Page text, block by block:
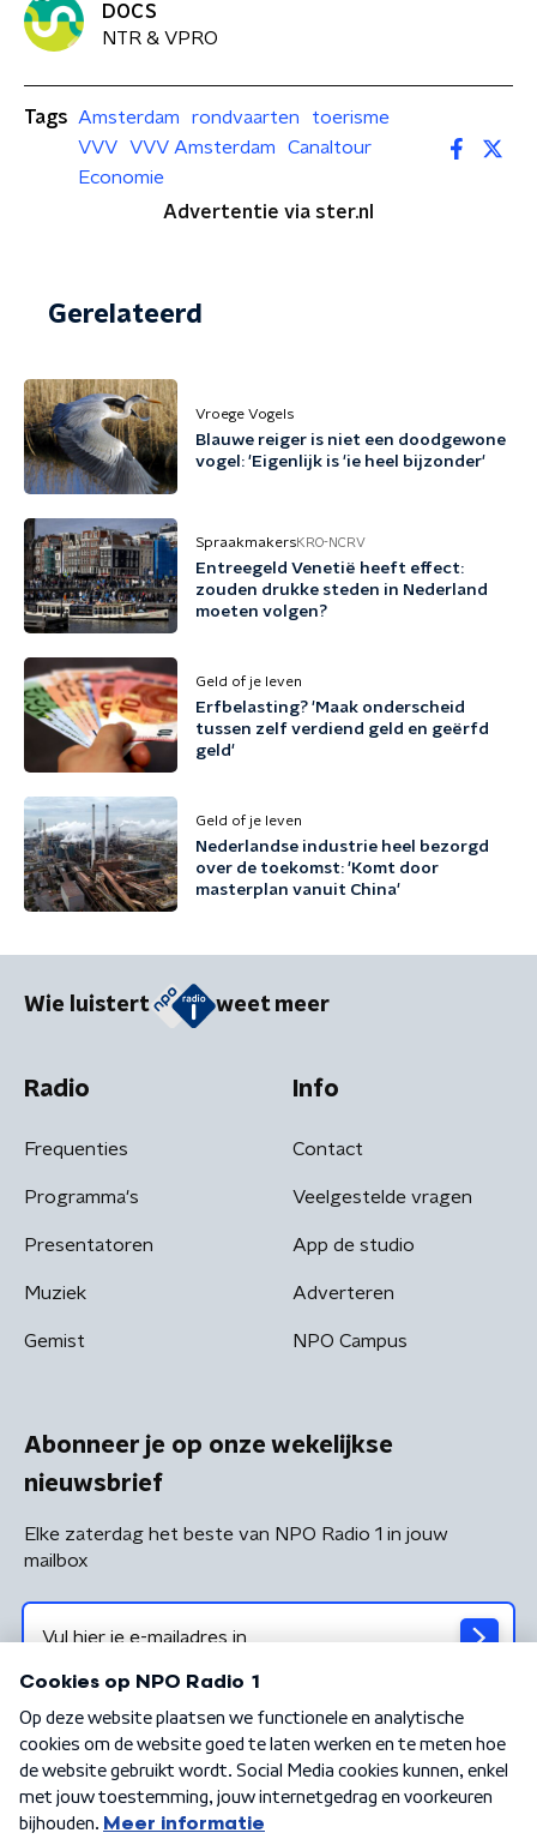
DOCS
NTR & VPRO
Tags Amsterdam rondvaarten
toerisme
VVV
VVV Amsterdam
Canaltour
Economie
Advertentie via ster.nl
Gerelateerd
Vroege Vogels
Blauwe reiger is niet een doodgewone
vogel: 'Eigenlijk is 'ie heel bijzonder'
SpraakmakersKRO-NCRV
Entreegeld Venetië heeft effect:
zouden drukke steden in Nederland
moeten volgen?
Geld of je leven
Erfbelasting? 'Maak onderscheid
tussen zelf verdiend geld en geërfd
geld'
Geld of je leven
Nederlandse industrie heel bezorgd
over de toekomst: 'Komt door
masterplan vanuit China'
Wie luistert weet meer
Radio
Frequenties
Programma's
Presentatoren
Muziek
Gemist
Info
Contact
Veelgestelde vragen
App de studio
Adverteren
NPO Campus
Abonneer je op onze wekelijkse
nieuwsbrief
Elke zaterdag het beste van NPO Radio 1 in jouw
mailbox
Algemene voorwaarden